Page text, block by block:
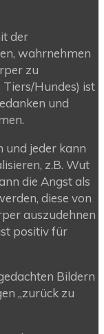
der
wahrnehmen
zu
Hundes) ist
und
und jeder kann
z.B. Wut
die Angst als
diese von
auszudehnen
positiv für
Bildern
„zurück zu